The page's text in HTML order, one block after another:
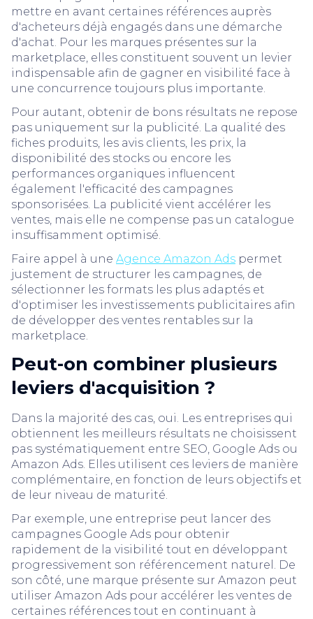
mettre en avant certaines références auprès
d'acheteurs déjà engagés dans une démarche
d'achat. Pour les marques présentes sur la
marketplace, elles constituent souvent un levier
indispensable afin de gagner en visibilité face à
une concurrence toujours plus importante.
Pour autant, obtenir de bons résultats ne repose
pas uniquement sur la publicité. La qualité des
fiches produits, les avis clients, les prix, la
disponibilité des stocks ou encore les
performances organiques influencent
également l'efficacité des campagnes
sponsorisées. La publicité vient accélérer les
ventes, mais elle ne compense pas un catalogue
insuffisamment optimisé.
Faire appel à une Agence Amazon Ads permet
justement de structurer les campagnes, de
sélectionner les formats les plus adaptés et
d'optimiser les investissements publicitaires afin
de développer des ventes rentables sur la
marketplace.
Peut-on combiner plusieurs
leviers d'acquisition ?
Dans la majorité des cas, oui. Les entreprises qui
obtiennent les meilleurs résultats ne choisissent
pas systématiquement entre SEO, Google Ads ou
Amazon Ads. Elles utilisent ces leviers de manière
complémentaire, en fonction de leurs objectifs et
de leur niveau de maturité.
Par exemple, une entreprise peut lancer des
campagnes Google Ads pour obtenir
rapidement de la visibilité tout en développant
progressivement son référencement naturel. De
son côté, une marque présente sur Amazon peut
utiliser Amazon Ads pour accélérer les ventes de
certaines références tout en continuant à